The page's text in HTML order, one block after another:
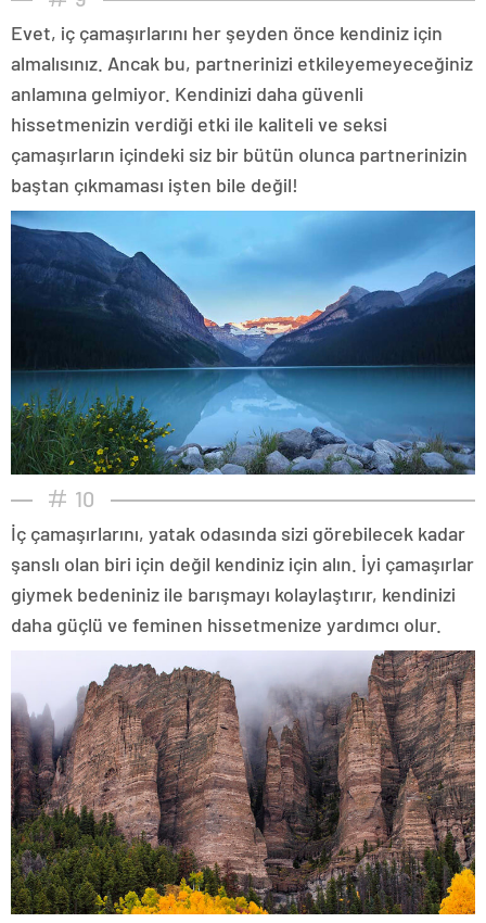
Evet, iç çamaşırlarını her şeyden önce kendiniz için
almalısınız. Ancak bu, partnerinizi etkileyemeyeceğiniz
anlamına gelmiyor. Kendinizi daha güvenli
hissetmenizin verdiği etki ile kaliteli ve seksi
çamaşırların içindeki siz bir bütün olunca partnerinizin
baştan çıkmaması işten bile değil!
10
İç çamaşırlarını, yatak odasında sizi görebilecek kadar
şanslı olan biri için değil kendiniz için alın. İyi çamaşırlar
giymek bedeniniz ile barışmayı kolaylaştırır, kendinizi
daha güçlü ve feminen hissetmenize yardımcı olur.